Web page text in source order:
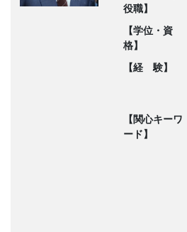
役職】
【学位・資
格】
【経 験】
【関心キーワ
ード】